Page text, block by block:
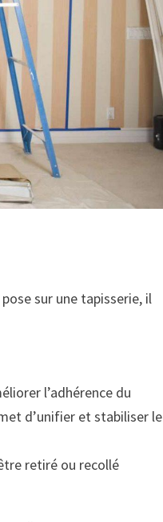
sur une tapisserie, il
l’adhérence du
d’unifier et stabiliser le
retiré ou recollé